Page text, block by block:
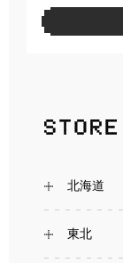
北海道
東北